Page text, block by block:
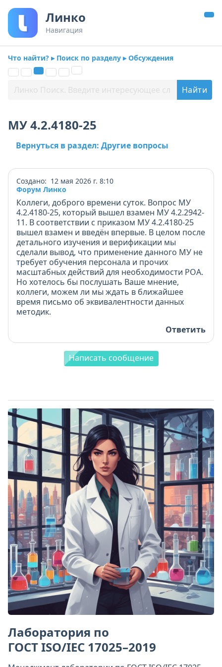
Линко
Навигация
Что найти? ▸ Поиск по разделу ▸ Обсуждения
МУ 4.2.4180-25
Вернуться в раздел: Другие вопросы
Создано: 12 мая 2026 г. 8:10
Форум Линко
Коллеги, доброго времени суток. Вопрос МУ
4.2.4180-25, который вышел взамен МУ 4.2.2942-
11. В соответствии с приказом МУ 4.2.4180-25
вышел взамен и введён впервые. В целом после
детального изучения и верификации мы
сделали вывод, что применение данного МУ не
требует обучения персонала и прочих
масштабных действий для необходимости РОА.
Но хотелось бы послушать Ваше мнение,
коллеги, можем ли мы ждать в ближайшее
время письмо об эквивалентности данных
методик.
Ответить
Написать сообщение
Лаборатория по
ГОСТ ISO/IEC 17025–2019